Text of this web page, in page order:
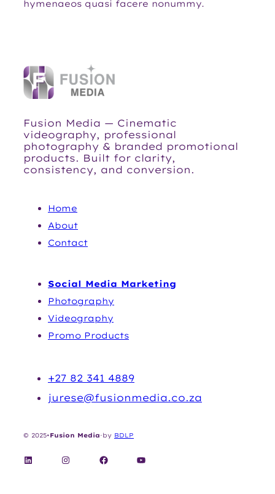
hymenaeos quasi facere nonummy.
Fusion Media — Cinematic
videography, professional
photography & branded promotional
products. Built for clarity,
consistency, and conversion.
Home
About
Contact
Social Media Marketing
Photography
Videography
Promo Products
+27 82 341 4889
jurese@fusionmedia.co.za
© 2025•Fusion Media·by BDLP
LinkedInInstagramFacebookYouTube